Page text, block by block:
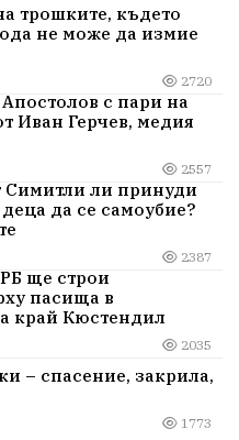
трошките, където
не може да измие
2720
с пари на
Иван Герчев, медия
2557
Симитли ли принуди
да се самоубие?
2387
ще строи
пасища в
край Кюстендил
2035
– спасение, закрила,
1773